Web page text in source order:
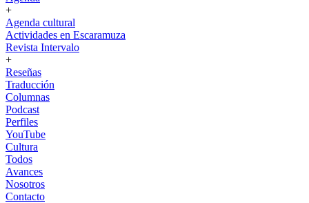
+
Agenda cultural
Actividades en Escaramuza
Revista Intervalo
+
Reseñas
Traducción
Columnas
Podcast
Perfiles
YouTube
Cultura
Todos
Avances
Nosotros
Contacto